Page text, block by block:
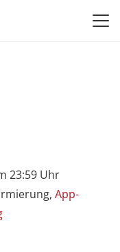
23:59 Uhr
App-